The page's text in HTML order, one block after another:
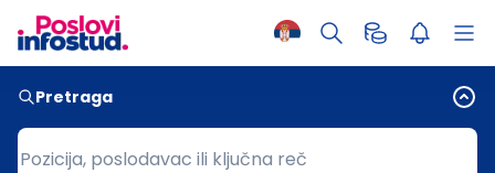
Pretraga
Pozicija, poslodavac ili ključna reč
Pozicija, poslodavac ili ključna reč